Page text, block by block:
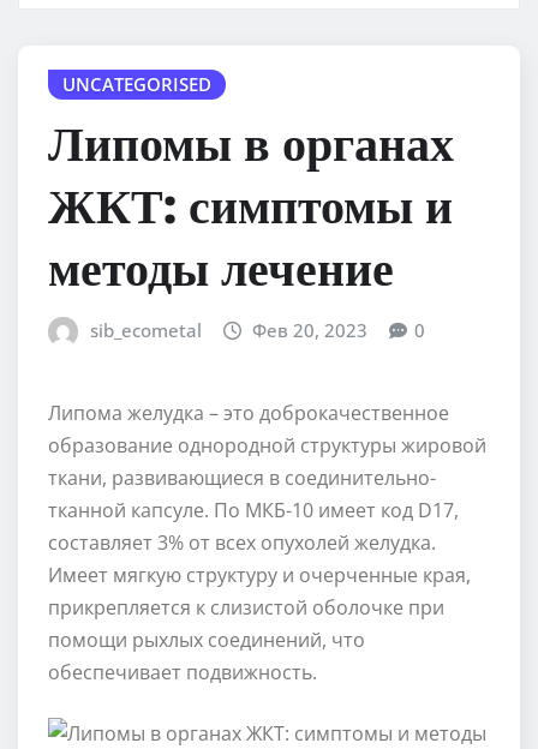
UNCATEGORISED
Липомы в органах
ЖКТ: симптомы и
методы лечение
sib_ecometal Фев 20, 2023 0
Липома желудка – это доброкачественное
образование однородной структуры жировой
ткани, развивающиеся в соединительно-
тканной капсуле. По МКБ-10 имеет код D17,
составляет 3% от всех опухолей желудка.
Имеет мягкую структуру и очерченные края,
прикрепляется к слизистой оболочке при
помощи рыхлых соединений, что
обеспечивает подвижность.